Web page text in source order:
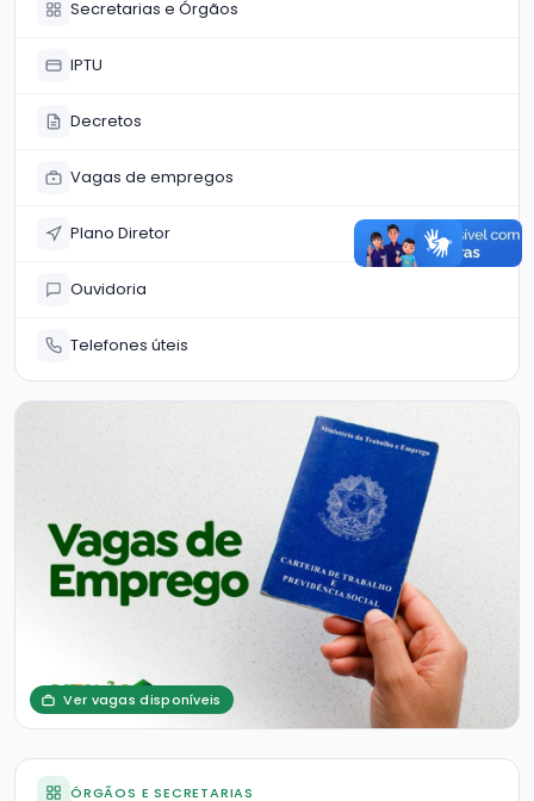
Secretarias e Órgãos
IPTU
Decretos
Vagas de empregos
Plano Diretor
Ouvidoria
Telefones úteis
Ver vagas disponíveis
ÓRGÃOS E SECRETARIAS